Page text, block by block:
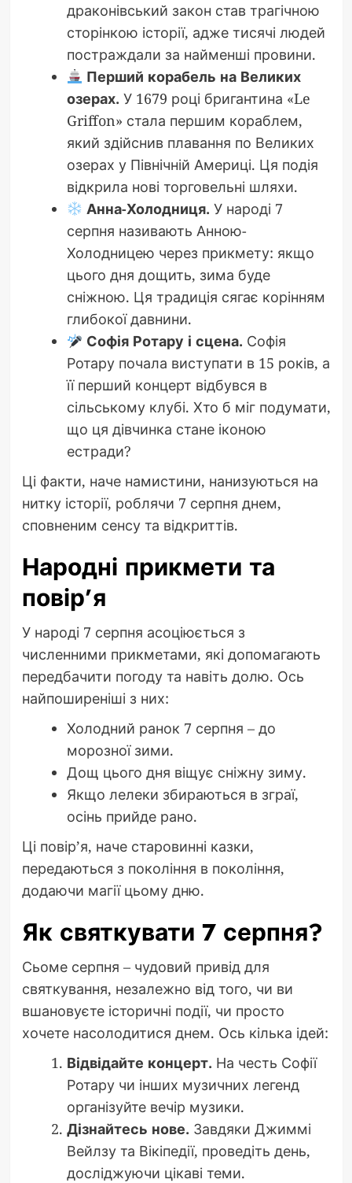
драконівський закон став трагічною
сторінкою історії, адже тисячі людей
постраждали за найменші провини.
Перший корабель на Великих
озерах. У 1679 році бригантина «Le
Griffon» стала першим кораблем,
який здійснив плавання по Великих
озерах у Північній Америці. Ця подія
відкрила нові торговельні шляхи.
Анна-Холодниця. У народі 7
серпня називають Анною-
Холодницею через прикмету: якщо
цього дня дощить, зима буде
сніжною. Ця традиція сягає корінням
глибокої давнини.
Софія Ротару і сцена. Софія
Ротару почала виступати в 15 років, а
її перший концерт відбувся в
сільському клубі. Хто б міг подумати,
що ця дівчинка стане іконою
естради?
Ці факти, наче намистини, нанизуються на
нитку історії, роблячи 7 серпня днем,
сповненим сенсу та відкриттів.
Народні прикмети та
повір’я
У народі 7 серпня асоціюється з
численними прикметами, які допомагають
передбачити погоду та навіть долю. Ось
найпоширеніші з них:
Холодний ранок 7 серпня – до
морозної зими.
Дощ цього дня віщує сніжну зиму.
Якщо лелеки збираються в зграї,
осінь прийде рано.
Ці повір’я, наче старовинні казки,
передаються з покоління в покоління,
додаючи магії цьому дню.
Як святкувати 7 серпня?
Сьоме серпня – чудовий привід для
святкування, незалежно від того, чи ви
вшановуєте історичні події, чи просто
хочете насолодитися днем. Ось кілька ідей:
Відвідайте концерт. На честь Софії
Ротару чи інших музичних легенд
організуйте вечір музики.
Дізнайтесь нове. Завдяки Джиммі
Вейлзу та Вікіпедії, проведіть день,
досліджуючи цікаві теми.